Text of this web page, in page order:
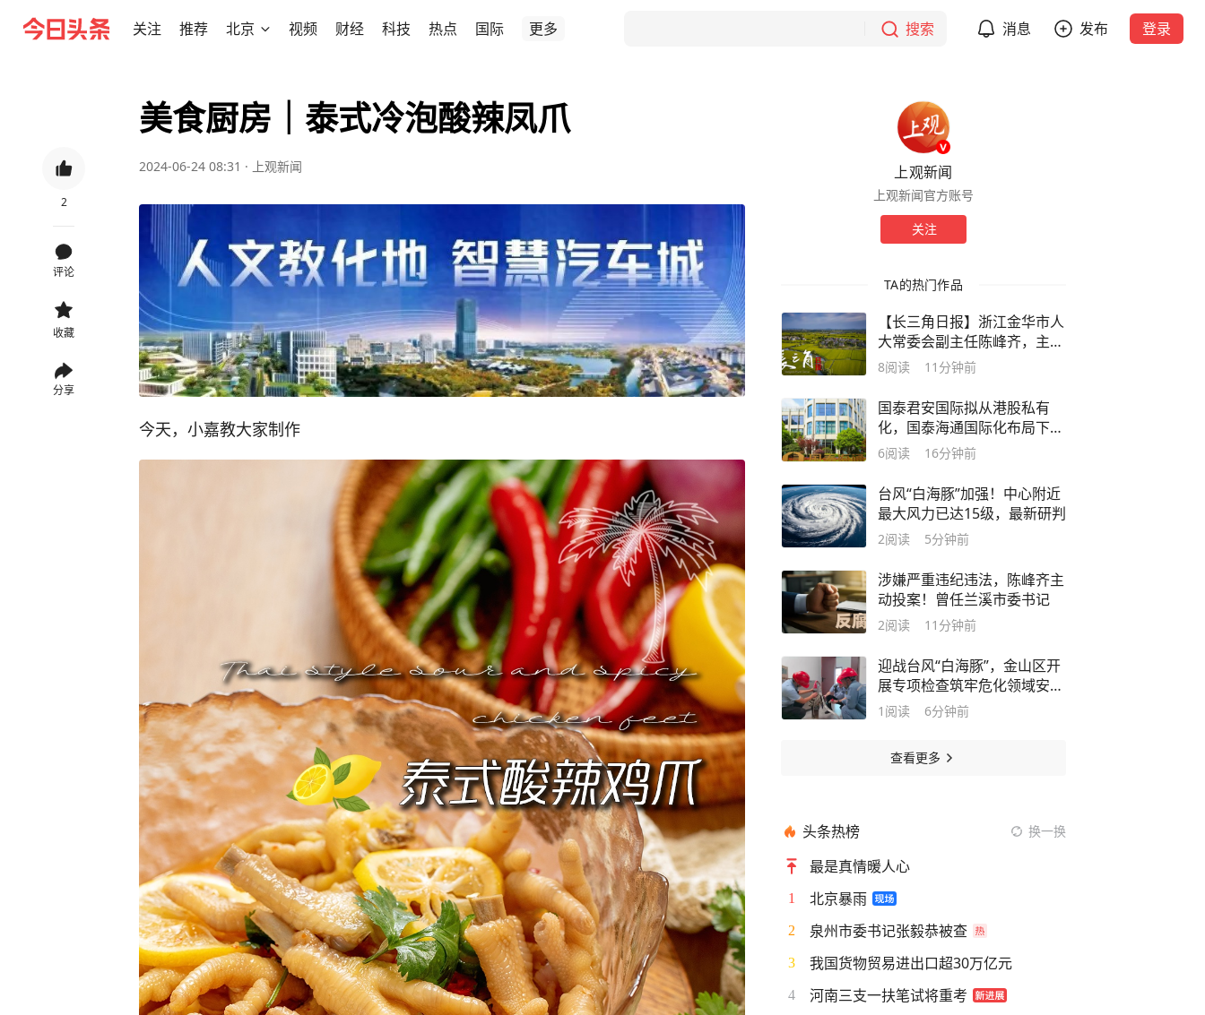
关注 推荐 北京 视频 财经 科技 热点 国际 更多 搜索 消息 发布 登录
2
评论
收藏
分享
美食厨房｜泰式冷泡酸辣凤爪
2024-06-24 08:31 · 上观新闻
今天，小嘉教大家制作
上观新闻
上观新闻官方账号
关注
TA的热门作品
【长三角日报】浙江金华市人
大常委会副主任陈峰齐，主动
投案
8阅读 11分钟前
国泰君安国际拟从港股私有
化，国泰海通国际化布局下的
什么大棋？
6阅读 16分钟前
台风“白海豚”加强！中心附近
最大风力已达15级，最新研判
2阅读 5分钟前
涉嫌严重违纪违法，陈峰齐主
动投案！曾任兰溪市委书记
2阅读 11分钟前
迎战台风“白海豚”，金山区开
展专项检查筑牢危化领域安全
防线
1 阅读 6分钟前
查看更多
头条热榜 换一换
最是真情暖人心
1 北京暴雨
2 泉州市委书记张毅恭被查
3 我国货物贸易进出口超30万亿元
4 河南三支一扶笔试将重考